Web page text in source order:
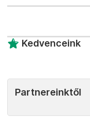
Kedvenceink
Partnereinktől